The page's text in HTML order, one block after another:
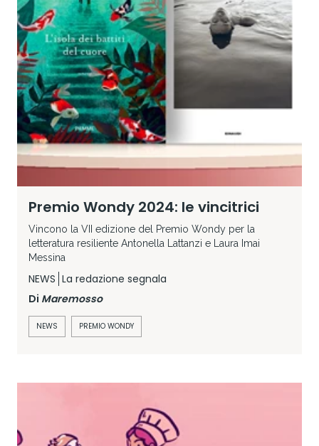
Premio Wondy 2024: le vincitrici
Vincono la VII edizione del Premio Wondy per la
letteratura resiliente Antonella Lattanzi e Laura Imai
Messina
NEWS La redazione segnala
Di Maremosso
NEWS PREMIO WONDY